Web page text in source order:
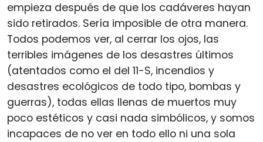
empieza después de que los cadáveres hayan
sido retirados. Sería imposible de otra manera.
Todos podemos ver, al cerrar los ojos, las
terribles imágenes de los desastres últimos
(atentados como el del 11-S, incendios y
desastres ecológicos de todo tipo, bombas y
guerras), todas ellas llenas de muertos muy
poco estéticos y casi nada simbólicos, y somos
incapaces de no ver en todo ello ni una sola